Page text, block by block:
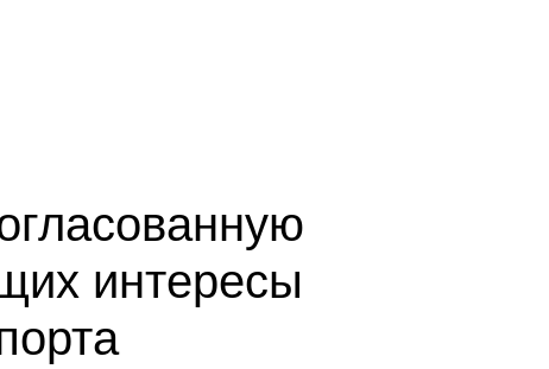
интересы